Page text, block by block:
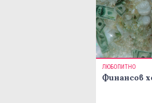
ЛЮБОПИТНО
Финансов